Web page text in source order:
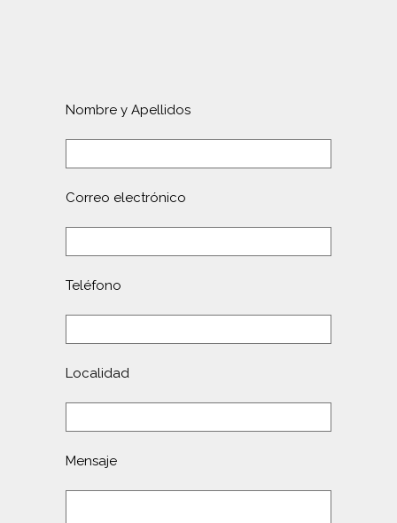
Nombre y Apellidos
Correo electrónico
Teléfono
Localidad
Mensaje